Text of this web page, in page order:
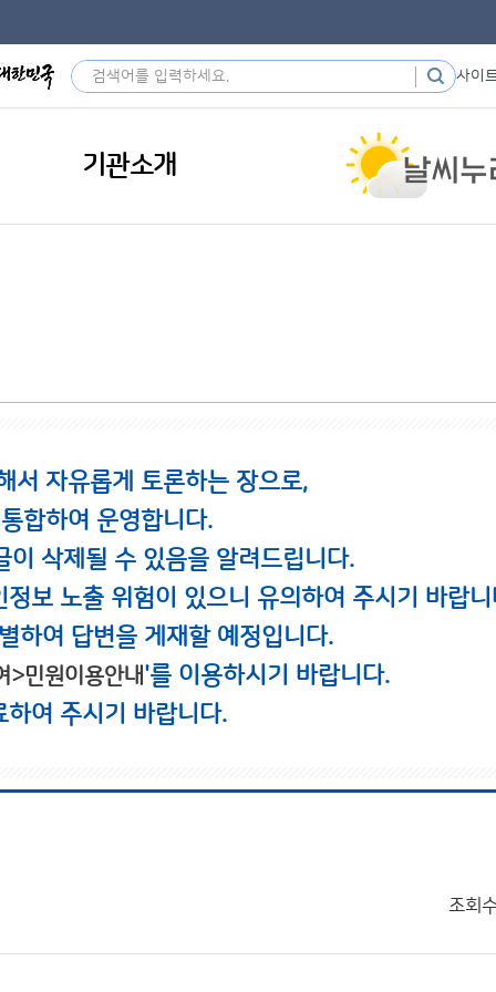
사이
기관소개
서 자유롭게 토론하는 장으로,
합하여 운영합니다.
삭제될 수 있음을 알려드립니다.
보 노출 위험이 있으니 유의하여 주시기 바랍니
하여 답변을 게재할 예정입니다.
>민원이용안내'를 이용하시기 바랍니다.
여 주시기 바랍니다.
조회